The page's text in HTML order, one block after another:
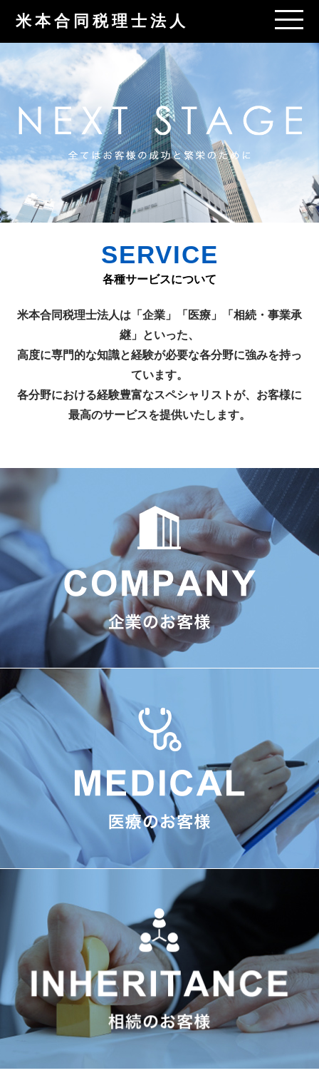
米本合同税理士法人
SERVICE
各種サービスについて
米本合同税理士法人は「企業」「医療」「相続・事業承
継」といった、
高度に専門的な知識と経験が必要な各分野に強みを持っ
ています。
各分野における経験豊富なスペシャリストが、お客様に
最高のサービスを提供いたします。